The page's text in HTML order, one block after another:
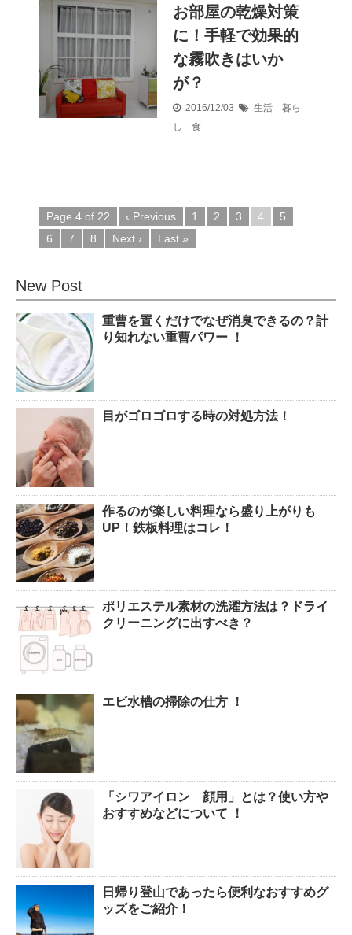
お部屋の乾燥対策
に！手軽で効果的
な霧吹きはいか
が？
2016/12/03
生活 暮ら
し 食
Page 4 of 22 ‹ Previous 1 2 3 4
5
6
7 8 Next › Last »
New Post
重曹を置くだけでなぜ消臭できるの？計
り知れない重曹パワー ！
目がゴロゴロする時の対処方法！
作るのが楽しい料理なら盛り上がりも
UP！鉄板料理はコレ！
ポリエステル素材の洗濯方法は？ドライ
クリーニングに出すべき？
エビ水槽の掃除の仕方 ！
「シワアイロン 顔用」とは？使い方や
おすすめなどについて ！
日帰り登山であったら便利なおすすめグ
ッズをご紹介！